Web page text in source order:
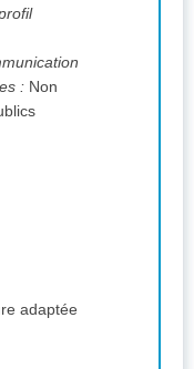
: Non
adaptée